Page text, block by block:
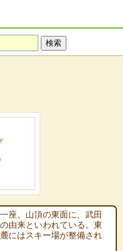
座。山頂の東面に、武田
由来といわれている。東
にはスキー場が整備され